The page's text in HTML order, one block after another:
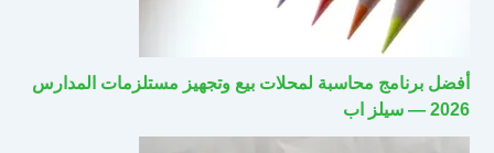
أفضل برنامج محاسبة لمحلات بيع وتجهيز مستلزمات المدارس
2026 — سيلز اب